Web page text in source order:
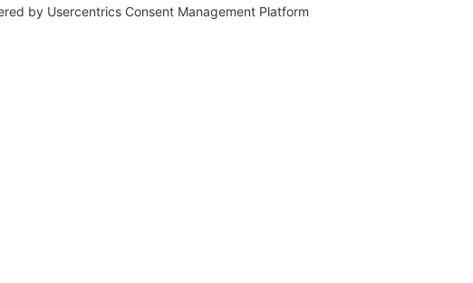
by Usercentrics Consent Management Platform